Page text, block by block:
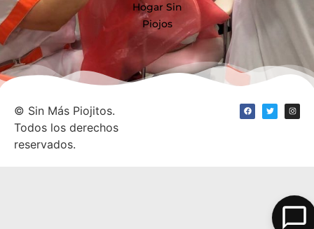
Hogar Sin
Piojos
© Sin Más Piojitos.
Todos los derechos
reservados.